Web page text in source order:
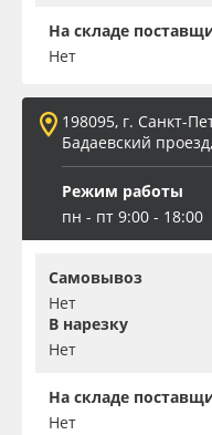
Заготовки для
На складе
Нет
198095, г. Санкт-
Бадаевский
Режим работы
пн - пт 9:00 - 18:00
Самовывоз
Нет
В нарезку
Нет
На складе
Нет